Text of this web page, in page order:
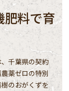
肥料で育
千葉県の契約
薬ゼロの特別
のおがくずを